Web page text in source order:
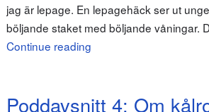
jag är lepage. En lepagehäck ser ut
böljande staket med böljande våningar.
Continue reading
Poddavsnitt 4: Om